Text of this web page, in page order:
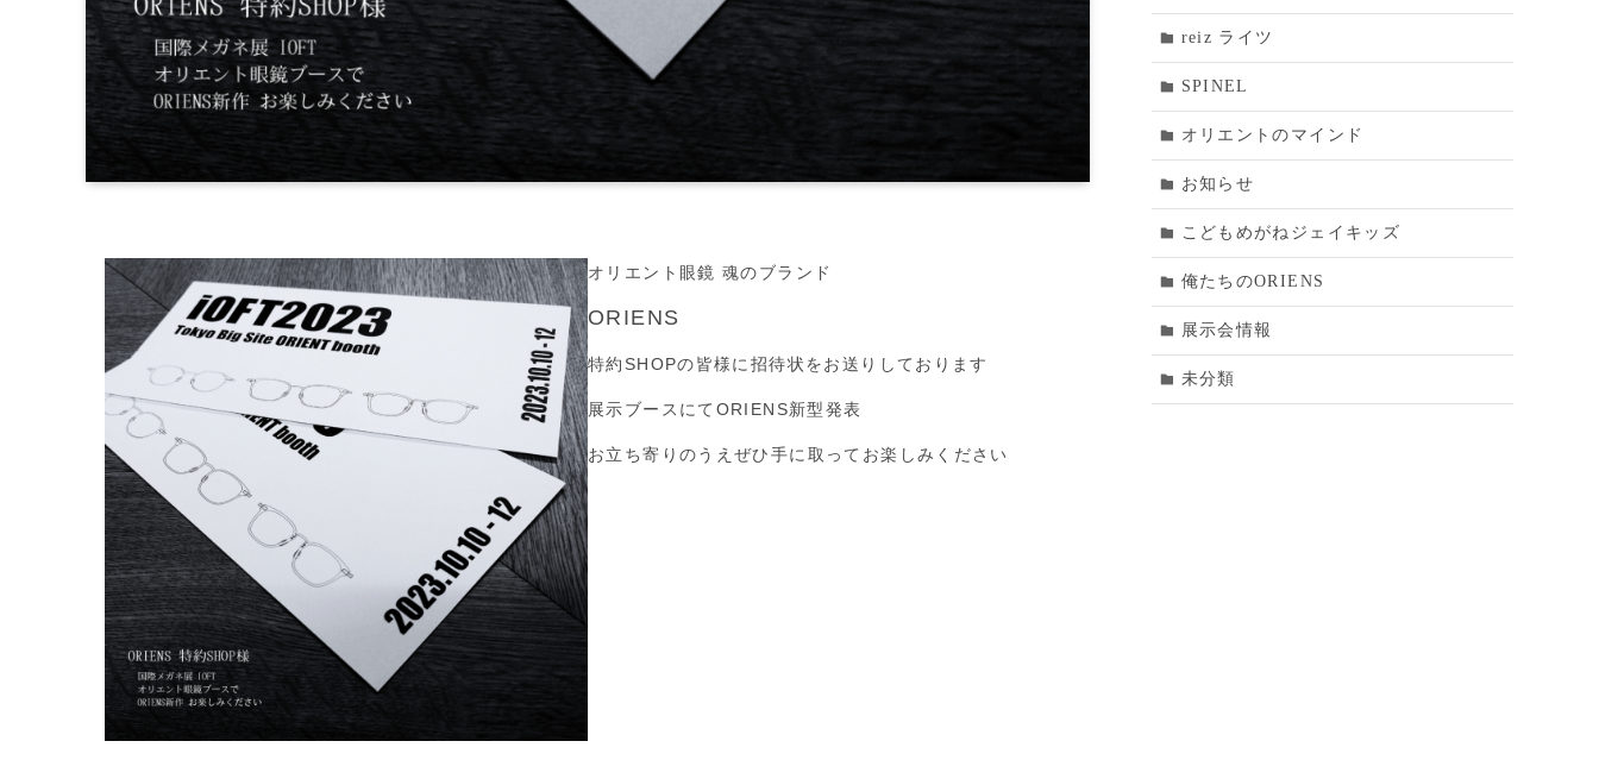
オリエント眼鏡 魂のブランド
ORIENS
特約SHOPの皆様に招待状をお送りしております
展示ブースにてORIENS新型発表
お立ち寄りのうえぜひ手に取ってお楽しみください
reiz ライツ
SPINEL
オリエントのマインド
お知らせ
こどもめがねジェイキッズ
俺たちのORIENS
展示会情報
未分類